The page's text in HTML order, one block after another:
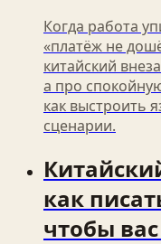
Когда работа
«платёж не
китайский
а про
как выстроить
сценарии.
как
чтобы